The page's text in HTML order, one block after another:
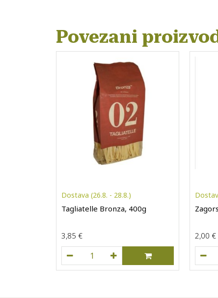
Povezani
Dostava (26.8. - 28.8.)
Tagliatelle Bronza, 400g
3,85 €
Tagliatelle Bronza, 400g količina
2,00 €